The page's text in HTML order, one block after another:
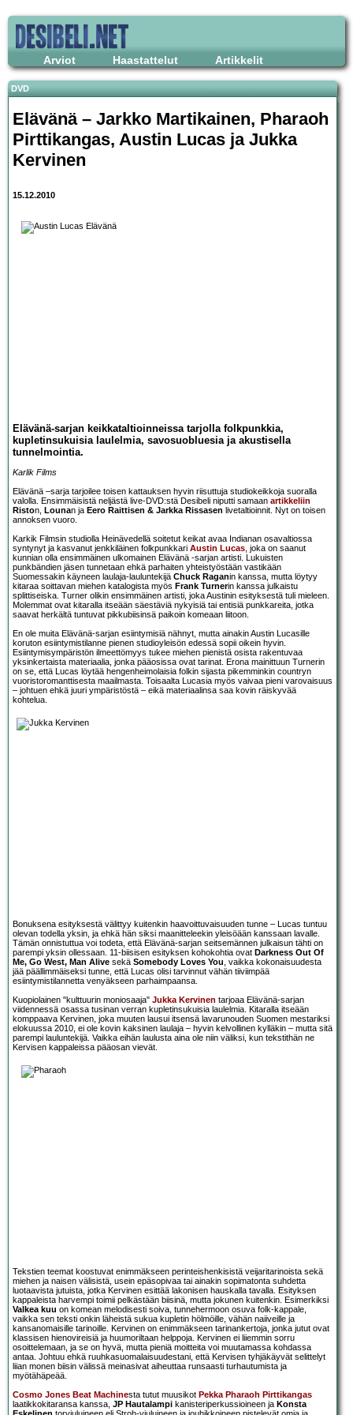
Arviot Haastattelut Artikkelit
DVD
Elävänä – Jarkko Martikainen, Pharaoh
Pirttikangas, Austin Lucas ja Jukka
Kervinen
15.12.2010
Elävänä-sarjan keikkataltioinneissa tarjolla folkpunkkia,
kupletinsukuisia laulelmia, savosuobluesia ja akustisella
tunnelmointia.
Karlik Films
Elävänä –sarja tarjoilee toisen kattauksen hyvin riisuttuja studiokeikkoja suoralla
valolla. Ensimmäisistä neljästä live-DVD:stä Desibeli niputti samaan artikkeliin
Riston, Lounan ja Eero Raittisen & Jarkka Rissasen livetaltioinnit. Nyt on toisen
annoksen vuoro.
Karkik Filmsin studiolla Heinävedellä soitetut keikat avaa Indianan osavaltiossa
syntynyt ja kasvanut jenkkiläinen folkpunkkari Austin Lucas, joka on saanut
kunnian olla ensimmäinen ulkomainen Elävänä -sarjan artisti. Lukuisten
punkbändien jäsen tunnetaan ehkä parhaiten yhteistyöstään vastikään
Suomessakin käyneen laulaja-lauluntekijä Chuck Raganin kanssa, mutta löytyy
kitaraa soittavan miehen katalogista myös Frank Turnerin kanssa julkaistu
splittiseiska. Turner olikin ensimmäinen artisti, joka Austinin esityksestä tuli mieleen.
Molemmat ovat kitaralla itseään säestäviä nykyisiä tai entisiä punkkareita, jotka
saavat herkältä tuntuvat pikkubiisinsä paikoin komeaan liitoon.
En ole muita Elävänä-sarjan esiintymisiä nähnyt, mutta ainakin Austin Lucasille
koruton esiintymistilanne pienen studioyleisön edessä sopii oikein hyvin.
Esiintymisympäristön ilmeettömyys tukee miehen pienistä osista rakentuvaa
yksinkertaista materiaalia, jonka pääosissa ovat tarinat. Erona mainittuun Turnerin
on se, että Lucas löytää hengenheimolaisia folkin sijasta pikemminkin countryn
vuoristoromanttisesta maailmasta. Toisaalta Lucasia myös vaivaa pieni varovaisuus
– johtuen ehkä juuri ympäristöstä – eikä materiaalinsa saa kovin räiskyvää
kohtelua.
Bonuksena esityksestä välittyy kuitenkin haavoittuvaisuuden tunne – Lucas tuntuu
olevan todella yksin, ja ehkä hän siksi maanitteleekin yleisöään kanssaan lavalle.
Tämän onnistuttua voi todeta, että Elävänä-sarjan seitsemännen julkaisun tähti on
parempi yksin ollessaan. 11-biisisen esityksen kohokohtia ovat Darkness Out Of
Me, Go West, Man Alive sekä Somebody Loves You, vaikka kokonaisuudesta
jää päällimmäiseksi tunne, että Lucas olisi tarvinnut vähän tiiviimpää
esiintymistilannetta venyäkseen parhaimpaansa.
Kuopiolainen "kulttuurin moniosaaja" Jukka Kervinen tarjoaa Elävänä-sarjan
viidennessä osassa tusinan verran kupletinsukuisia laulelmia. Kitaralla itseään
komppaava Kervinen, joka muuten lausui itsensä lavarunouden Suomen mestariksi
elokuussa 2010, ei ole kovin kaksinen laulaja – hyvin kelvollinen kylläkin – mutta sitä
parempi lauluntekijä. Vaikka eihän laulusta aina ole niin väliksi, kun tekstithän ne
Kervisen kappaleissa pääosan vievät.
Tekstien teemat koostuvat enimmäkseen perinteishenkisistä veijaritarinoista sekä
miehen ja naisen välisistä, usein epäsopivaa tai ainakin sopimatonta suhdetta
luotaavista jutuista, jotka Kervinen esittää lakonisen hauskalla tavalla. Esityksen
kappaleista harvempi toimii pelkästään biisinä, mutta jokunen kuitenkin. Esimerkiksi
Valkea kuu on komean melodisesti soiva, tunnehermoon osuva folk-kappale,
vaikka sen teksti onkin läheistä sukua kupletin hölmöille, vähän naiiveille ja
kansanomaisille tarinoille. Kervinen on enimmäkseen tarinankertoja, jonka jutut ovat
klassisen hienovireisiä ja huumoriltaan helppoja. Kervinen ei liiemmin sorru
osoittelemaan, ja se on hyvä, mutta pieniä moitteita voi muutamassa kohdassa
antaa. Johtuu ehkä ruuhkasuomalaisuudestani, että Kervisen tyhjäkäyvät selittelyt
liian monen biisin välissä meinasivat aiheuttaa runsaasti turhautumista ja
myötähäpeää.
Cosmo Jones Beat Machinesta tutut muusikot Pekka Pharaoh Pirttikangas
laatikkokitaransa kanssa, JP Hautalampi kanisteriperkussioineen ja Konsta